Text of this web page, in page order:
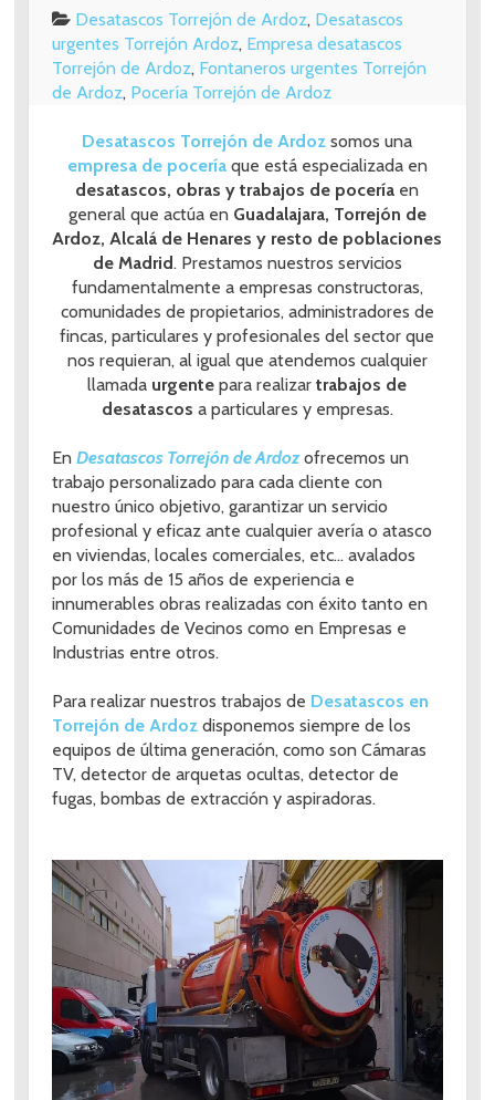
Desatascos Torrejón de Ardoz, Desatascos
urgentes Torrejón Ardoz, Empresa desatascos
Torrejón de Ardoz, Fontaneros urgentes Torrejón
de Ardoz, Pocería Torrejón de Ardoz
Desatascos Torrejón de Ardoz somos una
empresa de poceríaque está especializada en
desatascos, obras y trabajos de pocería en
general que actúa en Guadalajara, Torrejón de
Ardoz, Alcalá de Henares y resto de poblaciones
de Madrid. Prestamos nuestros servicios
fundamentalmente a empresas constructoras,
comunidades de propietarios, administradores de
fincas, particulares y profesionales del sector que
nos requieran, al igual que atendemos cualquier
llamada urgentepara realizartrabajos de
desatascos a particulares y empresas.
EnDesatascos Torrejón de Ardozofrecemos un
trabajo personalizado para cada cliente con
nuestro único objetivo, garantizar un servicio
profesional y eficaz ante cualquier avería o atasco
en viviendas, locales comerciales, etc... avalados
por los más de 15 años de experiencia e
innumerables obras realizadas con éxito tanto en
Comunidades de Vecinos como en Empresas e
Industrias entre otros.
Para realizar nuestros trabajos de Desatascos en
Torrejón de Ardoz disponemos siempre de los
equipos de última generación, como son Cámaras
TV, detector de arquetas ocultas, detector de
fugas, bombas de extracción y aspiradoras.